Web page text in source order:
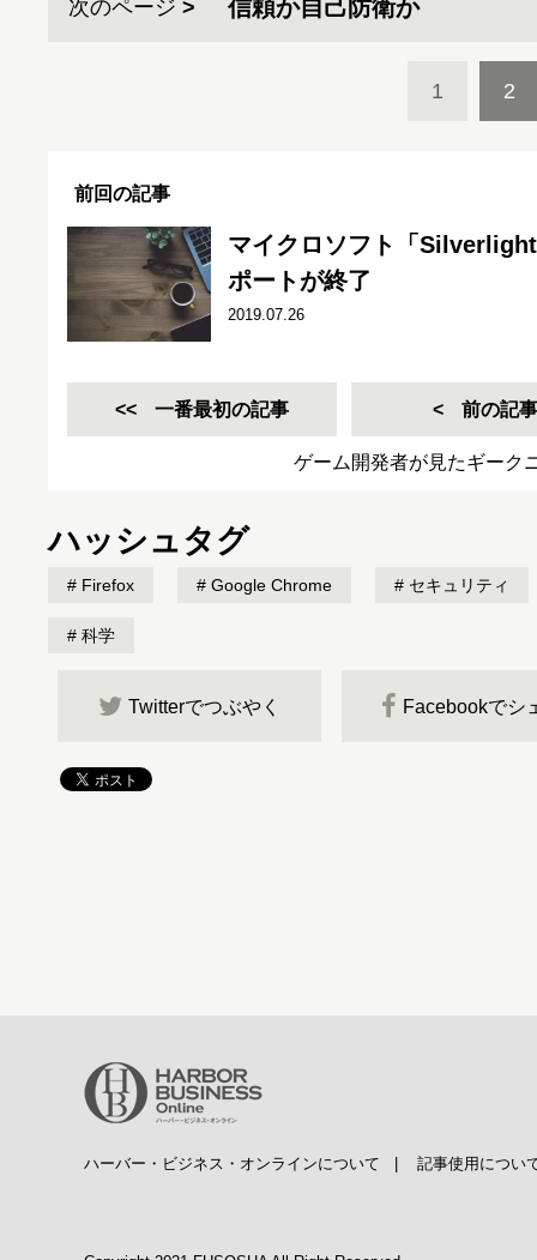
次のページ 信頼か自己防衛か
1 2
前回の記事
マイクロソフト「
ポートが終了
2019.07.26
一番最初の記事 前の記事
ゲーム開発者が見たギーク
ハッシュタグ
Firefox Google Chrome セキュリティ
科学
Twitterでつぶやく Facebookでシ
ハーバー・ビジネス・オンラインについて 記事使用につい